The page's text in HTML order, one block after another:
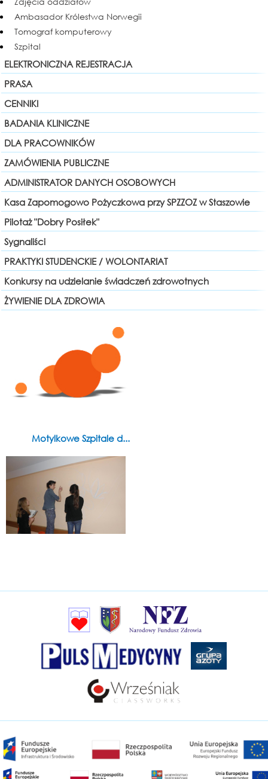
Ambasador Królestwa Norwegii
Tomograf komputerowy
Szpital
ELEKTRONICZNA REJESTRACJA
PRASA
CENNIKI
BADANIA KLINICZNE
DLA PRACOWNIKÓW
ZAMÓWIENIA PUBLICZNE
ADMINISTRATOR DANYCH OSOBOWYCH
Kasa Zapomogowo Pożyczkowa przy SPZZOZ w Staszowie
Pilotaż "Dobry Posiłek"
Sygnaliści
PRAKTYKI STUDENCKIE / WOLONTARIAT
Konkursy na udzielanie świadczeń zdrowotnych
ŻYWIENIE DLA ZDROWIA
Motylkowe Szpitale d...